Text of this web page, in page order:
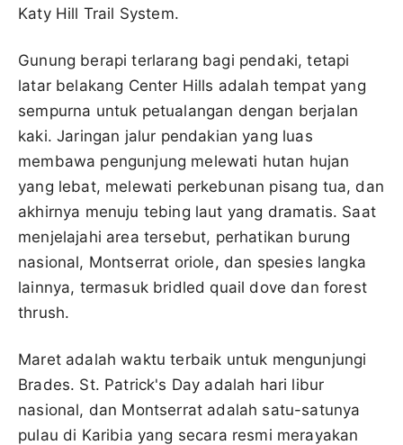
Katy Hill Trail System.
Gunung berapi terlarang bagi pendaki, tetapi
latar belakang Center Hills adalah tempat yang
sempurna untuk petualangan dengan berjalan
kaki. Jaringan jalur pendakian yang luas
membawa pengunjung melewati hutan hujan
yang lebat, melewati perkebunan pisang tua, dan
akhirnya menuju tebing laut yang dramatis. Saat
menjelajahi area tersebut, perhatikan burung
nasional, Montserrat oriole, dan spesies langka
lainnya, termasuk bridled quail dove dan forest
thrush.
Maret adalah waktu terbaik untuk mengunjungi
Brades. St. Patrick's Day adalah hari libur
nasional, dan Montserrat adalah satu-satunya
pulau di Karibia yang secara resmi merayakan